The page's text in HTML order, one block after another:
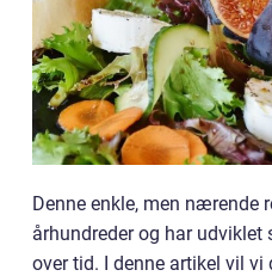
Denne enkle, men nærende
århundreder og har
over tid. I denne artikel vil vi